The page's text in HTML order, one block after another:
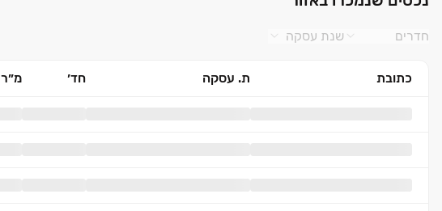
חדרים שנת עסקה
כתובת ת. עסקה חד׳ מ״ר